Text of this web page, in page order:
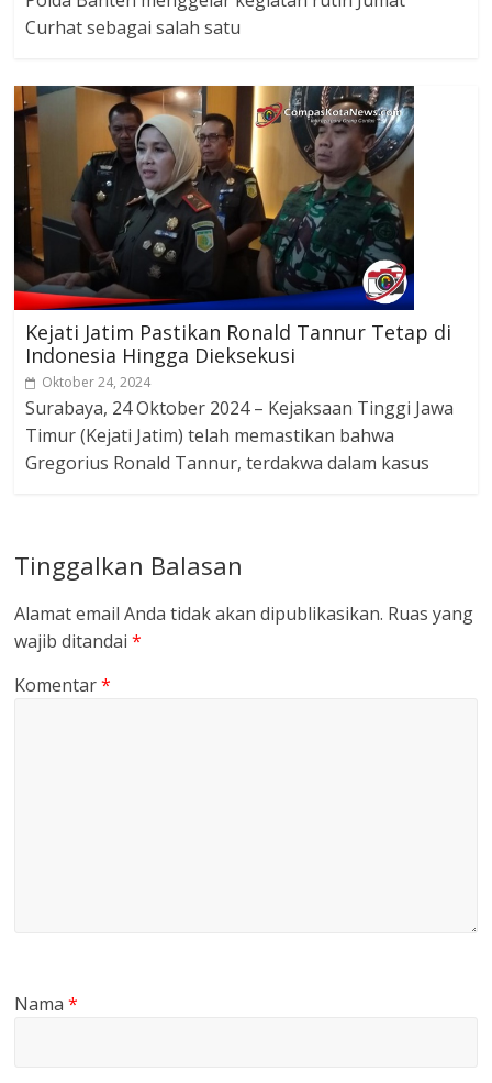
Curhat sebagai salah satu
Kejati Jatim Pastikan Ronald Tannur Tetap di
Indonesia Hingga Dieksekusi
Oktober 24, 2024
Surabaya, 24 Oktober 2024 – Kejaksaan Tinggi Jawa
Timur (Kejati Jatim) telah memastikan bahwa
Gregorius Ronald Tannur, terdakwa dalam kasus
Tinggalkan Balasan
Alamat email Anda tidak akan dipublikasikan. Ruas yang
wajib ditandai*
Komentar*
Nama*